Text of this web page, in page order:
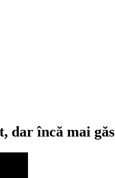
dar încă mai